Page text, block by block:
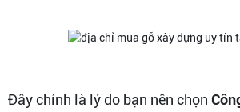
Đây chính là lý do bạn nên chọn